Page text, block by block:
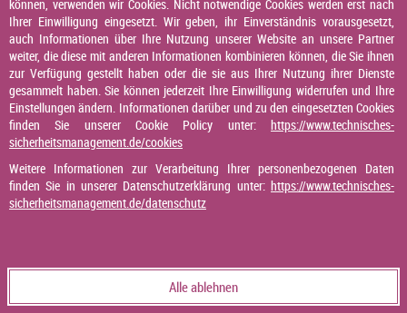
können, verwenden wir Cookies. Nicht notwendige Cookies werden erst nach
Ihrer Einwilligung eingesetzt. Wir geben, ihr Einverständnis vorausgesetzt,
auch Informationen über Ihre Nutzung unserer Website an unsere Partner
weiter, die diese mit anderen Informationen kombinieren können, die Sie ihnen
zur Verfügung gestellt haben oder die sie aus Ihrer Nutzung ihrer Dienste
gesammelt haben. Sie können jederzeit Ihre Einwilligung widerrufen und Ihre
Einstellungen ändern. Informationen darüber und zu den eingesetzten Cookies
finden Sie unserer Cookie Policy unter: https://www.technisches-
sicherheitsmanagement.de/cookies
Weitere Informationen zur Verarbeitung Ihrer personenbezogenen Daten
finden Sie in unserer Datenschutzerklärung unter: https://www.technisches-
sicherheitsmanagement.de/datenschutz
Alle ablehnen